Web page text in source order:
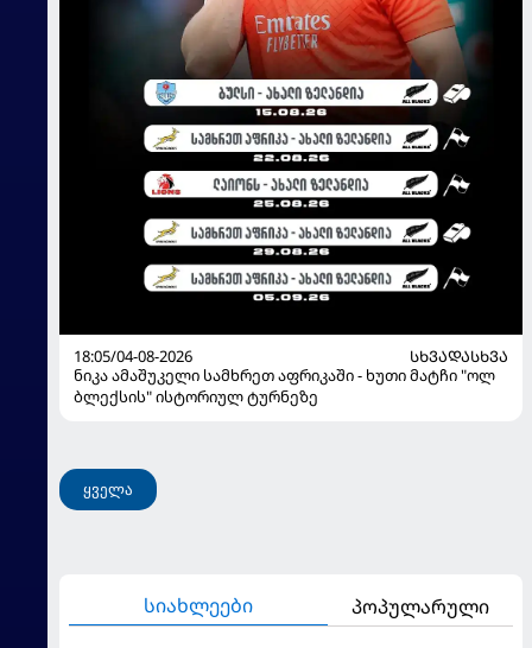
18:05/04-08-2026
ᲡᲮᲕᲐᲓᲐᲡᲮᲕᲐ
ნიკა ამაშუკელი სამხრეთ აფრიკაში - ხუთი მატჩი "ოლ
ბლექსის" ისტორიულ ტურნეზე
ყველა
სიახლეები პოპულარული